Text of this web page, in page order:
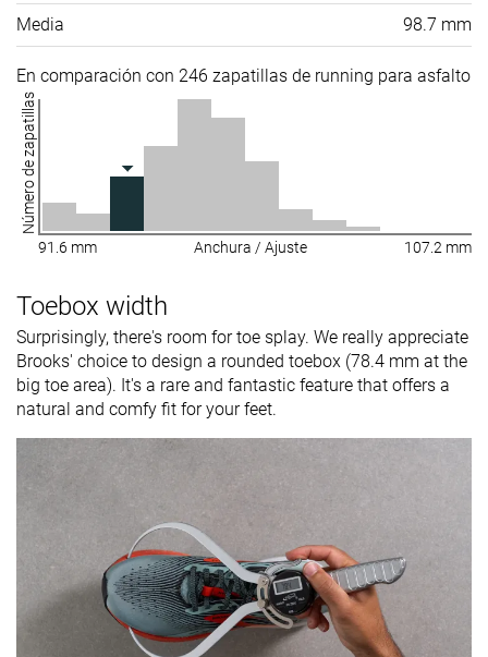
Media 98.7 mm
En comparación con 246 zapatillas de running para asfalto
Número de zapatillas
91.6 mm Anchura / Ajuste 107.2 mm
Toebox width
Surprisingly, there's room for toe splay. We really appreciate
Brooks' choice to design a rounded toebox (78.4 mm at the
big toe area). It's a rare and fantastic feature that offers a
natural and comfy fit for your feet.